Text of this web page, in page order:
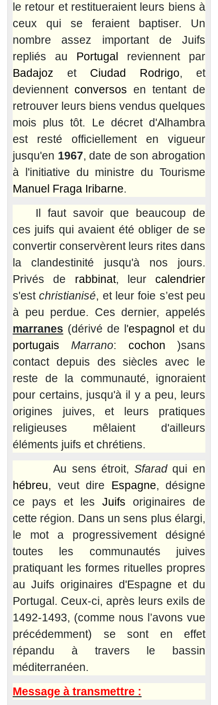
le retour et restitueraient leurs biens à
ceux qui se feraient baptiser. Un
nombre assez important de Juifs
repliés au Portugal reviennent par
Badajoz et Ciudad Rodrigo, et
deviennent conversos en tentant de
retrouver leurs biens vendus quelques
mois plus tôt. Le décret d'Alhambra
est resté officiellement en vigueur
jusqu'en 1967, date de son abrogation
à l'initiative du ministre du Tourisme
Manuel Fraga Iribarne.
Il faut savoir que beaucoup de
ces juifs qui avaient été obliger de se
convertir conservèrent leurs rites dans
la clandestinité jusqu'à nos jours.
Privés de rabbinat, leur calendrier
s'estchristianisé, et leur foie s’est peu
à peu perdue. Ces dernier, appelés
marranes (dérivé de l'espagnol et du
portugais
Marrano: cochon )sans
contact depuis des siècles avec le
reste de la communauté, ignoraient
pour certains, jusqu'à il y a peu, leurs
origines juives, et leurs pratiques
religieuses mêlaient d'ailleurs
éléments juifs et chrétiens.
Au sens étroit, Sfaradqui en
hébreu, veut dire Espagne, désigne
ce pays et les Juifs originaires de
cette région. Dans un sens plus élargi,
le mot a progressivement désigné
toutes les communautés juives
pratiquant les formes rituelles propres
au Juifs originaires d'Espagne et du
Portugal. Ceux-ci, après leurs exils de
1492-1493, (comme nous l’avons vue
précédemment) se sont en effet
répandu à travers le bassin
méditerranéen.
Message à transmettre :